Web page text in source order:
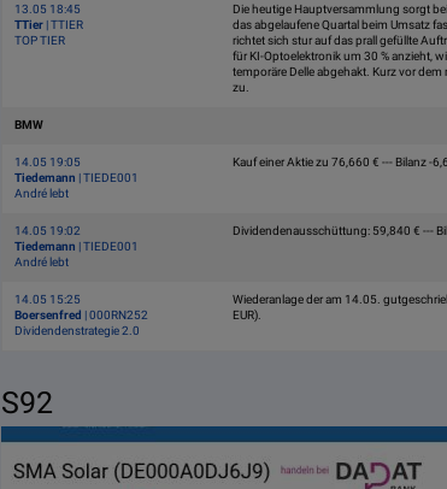
13.05 18:45
TTier | TTIER
TOP TIER
Die heutige Hauptversammlung sorgt
das abgelaufene Quartal beim Umsatz
richtet sich stur auf das prall gefüllte
für KI-Optoelektronik um 30 % anzieht,
temporäre Delle abgehakt. Kurz vor
zu.
BMW
14.05 19:05
Tiedemann | TIEDE001
André lebt
Kauf einer Aktie zu 76,660 € --- Bilanz -
14.05 19:02
Tiedemann | TIEDE001
André lebt
Dividendenausschüttung: 59,840 € ---
14.05 15:25
Boersenfred | 000RN252
Dividendenstrategie 2.0
Wiederanlage der am 14.05.
EUR).
S92